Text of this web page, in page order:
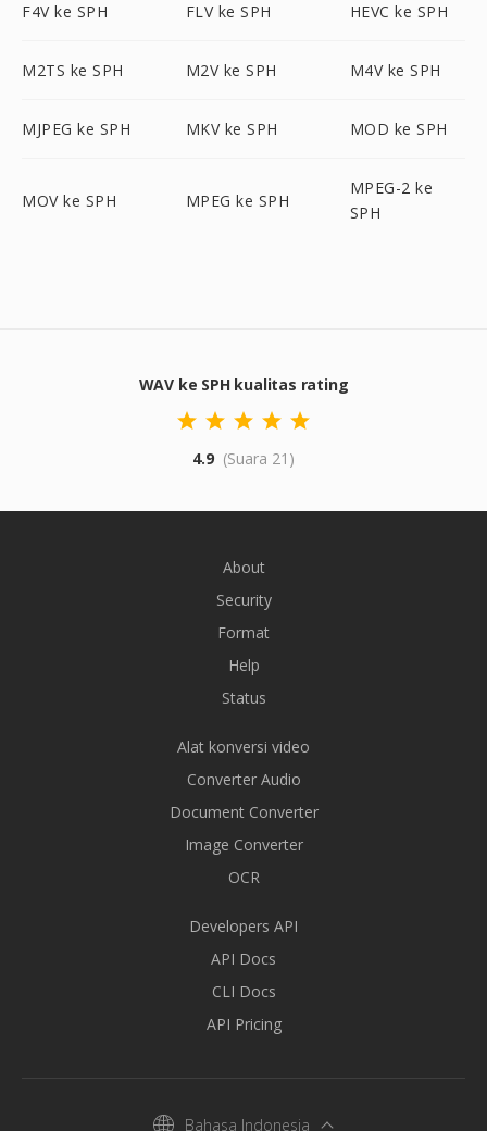
F4V ke SPH FLV ke SPH HEVC ke SPH
M2TS ke SPH M2V ke SPH M4V ke SPH
MJPEG ke SPH MKV ke SPH MOD ke SPH
MOV ke SPH MPEG ke SPH
MPEG-2 ke
SPH
WAV ke SPH kualitas rating
4.9 (Suara 21)
About
Security
Format
Help
Status
Alat konversi video
Converter Audio
Document Converter
Image Converter
OCR
Developers API
API Docs
CLI Docs
API Pricing
Bahasa Indonesia